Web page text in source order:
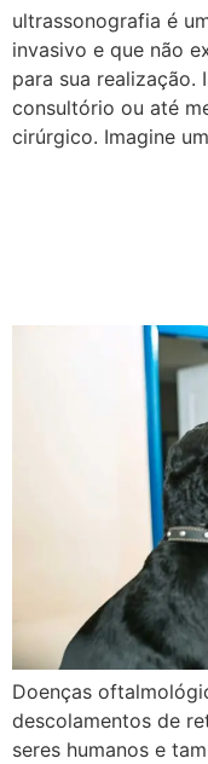
ultrassonografia é
invasivo e que não
para sua realização.
consultório ou até
cirúrgico. Imagine
Doenças
descolamentos de
seres humanos e